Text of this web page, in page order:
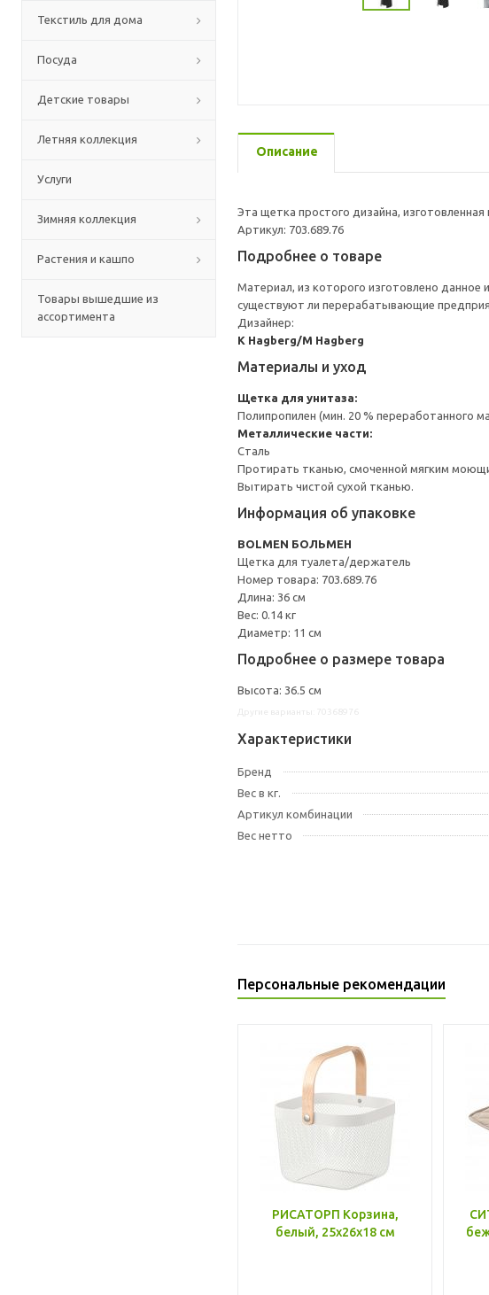
Текстиль для дома
Посуда
Детские товары
Летняя коллекция
Услуги
Зимняя коллекция
Растения и кашпо
Товары вышедшие из
ассортимента
Описание
Эта щетка простого дизайна,
Артикул: 703.689.76
Подробнее о товаре
Материал, из которого изготовлено данное
существуют ли перерабатывающие
Дизайнер:
K Hagberg/M Hagberg
Материалы и уход
Щетка для унитаза:
Полипропилен (мин. 20 % переработанного
Металлические части:
Сталь
Протирать тканью, смоченной мягким
Вытирать чистой сухой тканью.
Информация об упаковке
BOLMEN БОЛЬМЕН
Щетка для туалета/держатель
Номер товара: 703.689.76
Длина: 36 см
Вес: 0.14 кг
Диаметр: 11 см
Подробнее о размере товара
Высота: 36.5 см
Характеристики
Бренд
Вес в кг.
Артикул комбинации
Вес нетто
Персональные рекомендации
РИСАТОРП Корзина,
белый, 25x26x18 см